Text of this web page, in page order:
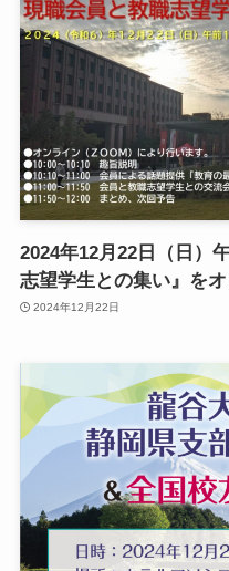
2024年12月22日（日）
志望学生との集い』を
2024年12月22日